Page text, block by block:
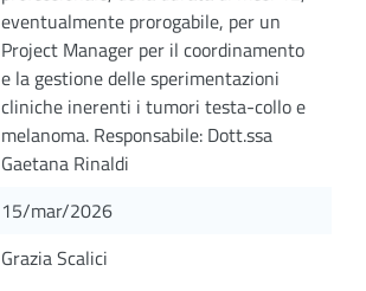
eventualmente prorogabile, per un
Project Manager per il coordinamento
e la gestione delle sperimentazioni
cliniche inerenti i tumori testa-collo e
melanoma. Responsabile: Dott.ssa
Gaetana Rinaldi
15/mar/2026
Grazia Scalici